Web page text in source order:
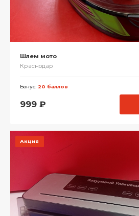
Шлем мото
Краснодар
Бонус: 20 баллов
999 ₽
Акция